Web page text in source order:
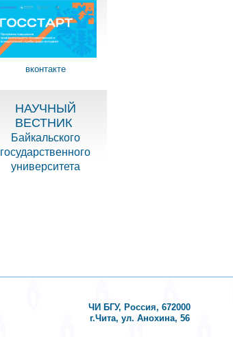
вконтакте
НАУЧНЫЙ
ВЕСТНИК
Байкальского
государственного
университета
ЧИ БГУ, Россия, 672000
г.Чита, ул. Анохина, 56